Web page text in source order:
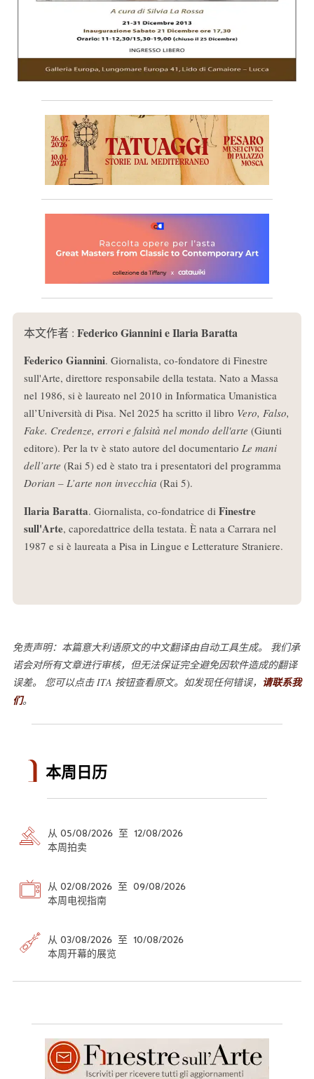
本文作者 : Federico Giannini e Ilaria Baratta
Federico Giannini. Giornalista, co-fondatore di Finestre
sull'Arte, direttore responsabile della testata. Nato a Massa
nel 1986, si è laureato nel 2010 in Informatica Umanistica
all’Università di Pisa. Nel 2025 ha scritto il libro Vero, Falso,
Fake. Credenze, errori e falsità nel mondo dell'arte (Giunti
editore). Per la tv è stato autore del documentario Le mani
dell’arte (Rai 5) ed è stato tra i presentatori del programma
Dorian – L’arte non invecchia (Rai 5).
Ilaria Baratta. Giornalista, co-fondatrice di Finestre
sull'Arte, caporedattrice della testata. È nata a Carrara nel
1987 e si è laureata a Pisa in Lingue e Letterature Straniere.
免责声明：本篇意大利语原文的中文翻译由自动工具生成。 我们承
诺会对所有文章进行审核，但无法保证完全避免因软件造成的翻译
误差。 您可以点击 ITA 按钮查看原文。如发现任何错误， 请联系我
们。
本周日历
从 05/08/2026 至 12/08/2026
本周拍卖
从 02/08/2026 至 09/08/2026
本周电视指南
从 03/08/2026 至 10/08/2026
本周开幕的展览